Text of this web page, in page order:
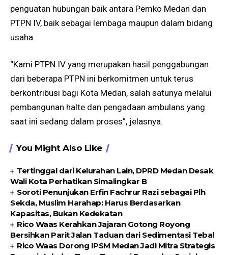
penguatan hubungan baik antara Pemko Medan dan
PTPN IV, baik sebagai lembaga maupun dalam bidang
usaha.
“Kami PTPN IV yang merupakan hasil penggabungan
dari beberapa PTPN ini berkomitmen untuk terus
berkontribusi bagi Kota Medan, salah satunya melalui
pembangunan halte dan pengadaan ambulans yang
saat ini sedang dalam proses”, jelasnya.
You Might Also Like
Tertinggal dari Kelurahan Lain, DPRD Medan Desak
Wali Kota Perhatikan Simalingkar B
Soroti Penunjukan Erfin Fachrur Razi sebagai Plh
Sekda, Muslim Harahap: Harus Berdasarkan
Kapasitas, Bukan Kedekatan
Rico Waas Kerahkan Jajaran Gotong Royong
Bersihkan Parit Jalan Taduan dari Sedimentasi Tebal
Rico Waas Dorong IPSM Medan Jadi Mitra Strategis